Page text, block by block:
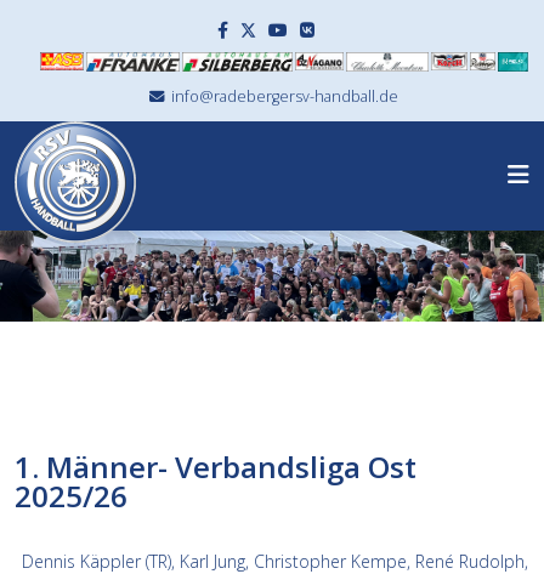
info@radebergersv-handball.de
1. Männer- Verbandsliga Ost
2025/26
Dennis Käppler (TR), Karl Jung, Christopher Kempe, René Rudolph,